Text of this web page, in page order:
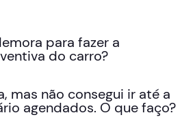
para fazer a
do carro?
mas não consegui ir até a
agendados. O que faço?